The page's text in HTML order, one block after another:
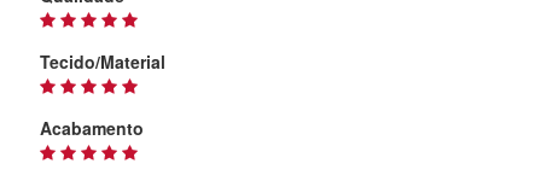
Tecido/Material
Acabamento